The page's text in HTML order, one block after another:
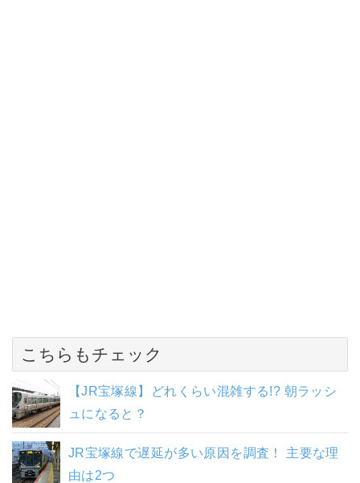
こちらもチェック
【JR宝塚線】どれくらい混雑する!? 朝ラッシ
ュになると？
JR宝塚線で遅延が多い原因を調査！ 主要な理
由は2つ